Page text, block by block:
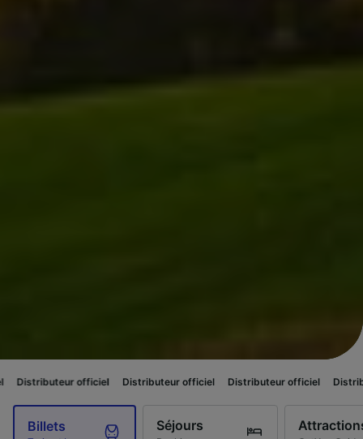
officiel Distributeur officiel Distributeur officiel Distributeur
Billets Séjours